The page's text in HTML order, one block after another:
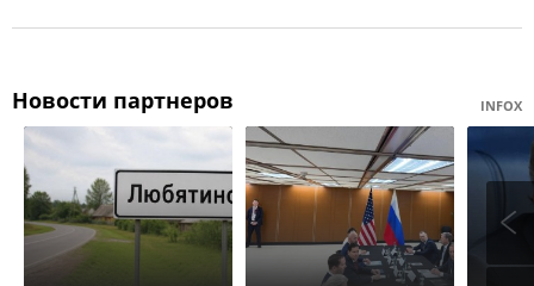
Новости партнеров INFOX